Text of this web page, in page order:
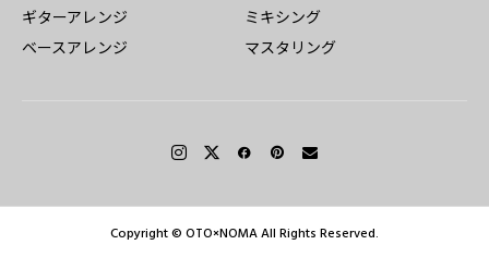
ギターアレンジ
ベースアレンジ
ミキシング
マスタリング
Copyright © OTO×NOMA All Rights Reserved.